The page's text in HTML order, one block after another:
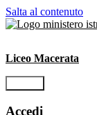
Salta al contenuto
Liceo Macerata
Accedi